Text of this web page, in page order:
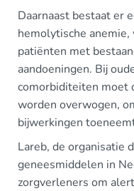
Daarnaast bestaat er
hemolytische
patiënten met
aandoeningen. Bij
comorbiditeiten moet
worden overwogen,
bijwerkingen
Lareb, de organisatie
geneesmiddelen in
zorgverleners om